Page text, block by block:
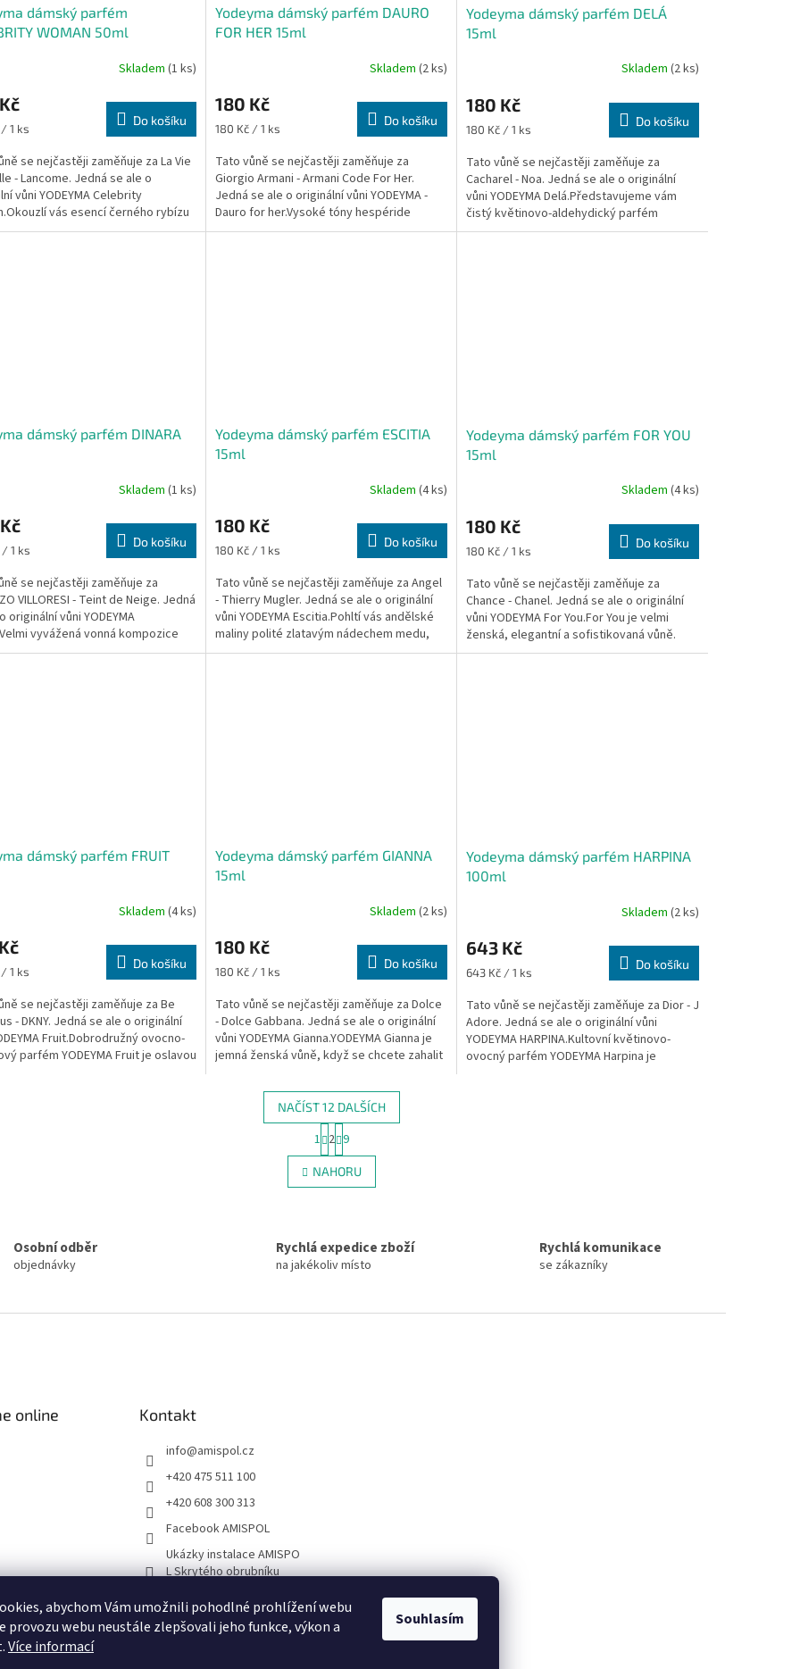
abychom Vám umožnili pohodlné prohlížení webu
provozu webu neustále zlepšovali jeho funkce, výkon a
Více informací
Souhlasím
dámský parfém
WOMAN 50ml
Skladem (1 ks)
1 ks
Do košíku
se nejčastěji zaměňuje za La Vie
- Lancome. Jedná se ale o
vůni YODEYMA Celebrity
vás esencí černého rybízu
hrušky díky...
Yodeyma dámský parfém DAURO
FOR HER 15ml
Skladem (2 ks)
180 Kč
Měrná
180 Kč / 1 ks
Do košíku
Tato vůně se nejčastěji zaměňuje za
Giorgio Armani - Armani Code For Her.
Jedná se ale o originální vůni YODEYMA -
Dauro for her.Vysoké tóny hespéride
společně s pomerančovým...
Yodeyma dámský parfém DELÁ
15ml
Skladem (2 ks)
180 Kč
Měrná
180 Kč / 1 ks
Do košíku
Tato vůně se nejčastěji zaměňuje za
Cacharel - Noa. Jedná se ale o originální
vůni YODEYMA Delá.Představujeme vám
čistý květinovo-aldehydický parfém
YODEYMA Delá, který je vůní...
dámský parfém DINARA
Skladem (1 ks)
1 ks
Do košíku
se nejčastěji zaměňuje za
VILLORESI - Teint de Neige. Jedná
originální vůni YODEYMA
vyvážená vonná kompozice
k...
Yodeyma dámský parfém ESCITIA
15ml
Skladem (4 ks)
180 Kč
Měrná
180 Kč / 1 ks
Do košíku
Tato vůně se nejčastěji zaměňuje za Angel
- Thierry Mugler. Jedná se ale o originální
vůni YODEYMA Escitia.Pohltí vás andělské
maliny polité zlatavým nádechem medu,
přejdou do...
Yodeyma dámský parfém FOR YOU
15ml
produktu
je
4,8
z
5
hvězdiček.
Skladem (4 ks)
180 Kč
Měrná
180 Kč / 1 ks
Do košíku
Tato vůně se nejčastěji zaměňuje za
Chance - Chanel. Jedná se ale o originální
vůni YODEYMA For You.For You je velmi
ženská, elegantní a sofistikovaná vůně.
Dokonalá souhra...
dámský parfém FRUIT
Skladem (4 ks)
1 ks
Do košíku
se nejčastěji zaměňuje za Be
- DKNY. Jedná se ale o originální
Fruit.Dobrodružný ovocno-
parfém YODEYMA Fruit je oslavou
Yodeyma dámský parfém GIANNA
15ml
Skladem (2 ks)
180 Kč
Měrná
180 Kč / 1 ks
Do košíku
Tato vůně se nejčastěji zaměňuje za Dolce
- Dolce Gabbana. Jedná se ale o originální
vůni YODEYMA Gianna.YODEYMA Gianna je
jemná ženská vůně, když se chcete zahalit
Yodeyma dámský parfém HARPINA
100ml
Skladem (2 ks)
643 Kč
Měrná
643 Kč / 1 ks
Do košíku
Tato vůně se nejčastěji zaměňuje za Dior - J
Adore. Jedná se ale o originální vůni
YODEYMA HARPINA.Kultovní květinovo-
ovocný parfém YODEYMA Harpina je
O
v
l
c
í
v
NAČÍST 12 DALŠÍCH
t
r
á
n
á
n
1 2 9
NAHORU
Osobní odběr
objednávky
Rychlá expedice zboží
na jakékoliv místo
Rychlá komunikace
se zákazníky
online
Kontakt
info@amispol.cz
+420 475 511 100
+420 608 300 313
Facebook AMISPOL
Ukázky instalace AMISPO
L Skrytého obrubníku